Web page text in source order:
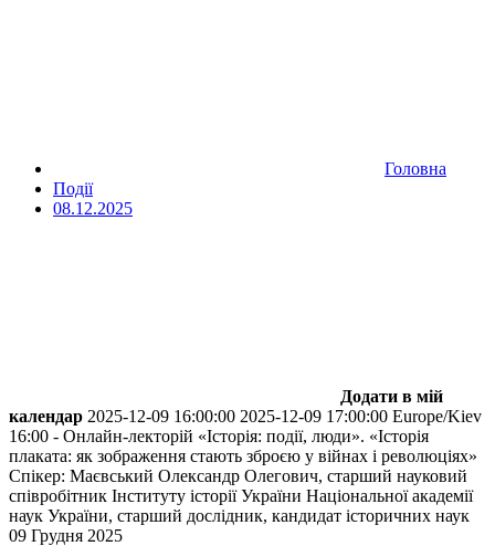
Головна
Події
08.12.2025
Додати в мій
календар 2025-12-09 16:00:00 2025-12-09 17:00:00 Europe/Kiev
16:00 - Онлайн-лекторій «Історія: події, люди». «Історія
плаката: як зображення стають зброєю у війнах і революціях»
Спікер: Маєвський Олександр Олегович, старший науковий
співробітник Інституту історії України Національної академії
наук України, старший дослідник, кандидат історичних наук
09 Грудня 2025